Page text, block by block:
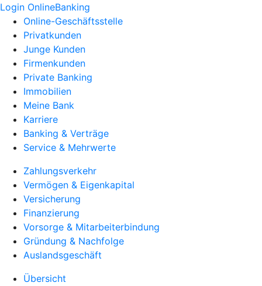
Login OnlineBanking
Online-Geschäftsstelle
Privatkunden
Junge Kunden
Firmenkunden
Private Banking
Immobilien
Meine Bank
Karriere
Banking & Verträge
Service & Mehrwerte
Zahlungsverkehr
Vermögen & Eigenkapital
Versicherung
Finanzierung
Vorsorge & Mitarbeiterbindung
Gründung & Nachfolge
Auslandsgeschäft
Übersicht